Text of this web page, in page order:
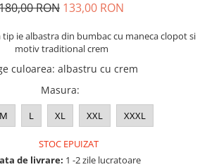
RON 133,00 RON
ie albastra din bumbac cu maneca clopot si
motiv traditional crem
culoarea: albastru cu crem
Masura:
M L XL XXL XXXL
STOC EPUIZAT
de livrare: 1 -2 zile lucratoare